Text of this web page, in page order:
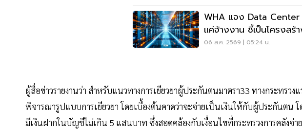
WHA แจง Data
แค่จ้างงาน ชี้เป็นโครงสร้
เศรษฐกิจดิจิทัล
06 ส.ค. 2569 | 05:24 น.
ผู้สื่อข่าวรายงานว่า สำหรับแนวทางการเยียวยาผู้ประกันตนมาตรา33 ทางกระทรวง
พิจารณารูปแบบการเยียวยา โดยเบื้องต้นคาดว่าจะจ่ายเป็นเงินให้กับผู้ประกันตน
มีเงินฝากในบัญชีไม่เกิน 5 แสนบาท ซึ่งสอดคล้องกับเงื่อนไขที่กระทรวงการคลังจ่า